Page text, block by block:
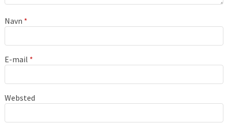
Navn *
E-mail *
Websted